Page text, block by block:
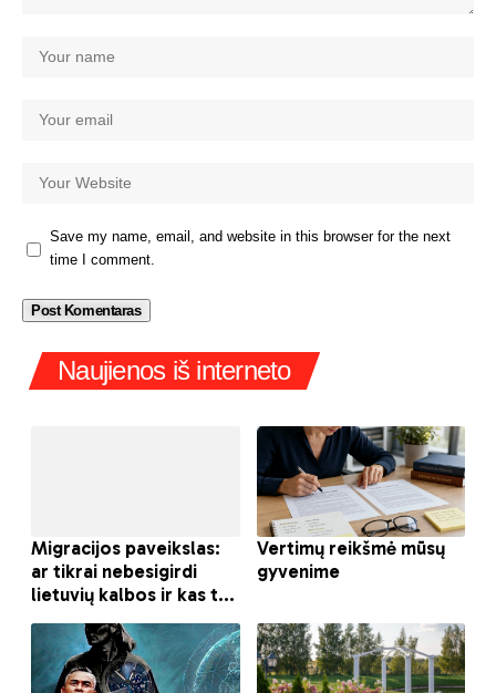
Save my name, email, and website in this browser for the next
time I comment.
Naujienos iš interneto